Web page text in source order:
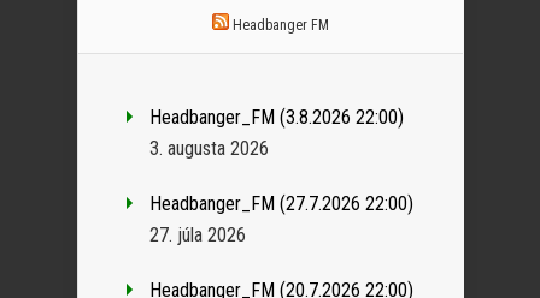
Headbanger FM
Headbanger_FM (3.8.2026 22:00)
3. augusta 2026
Headbanger_FM (27.7.2026 22:00)
27. júla 2026
Headbanger_FM (20.7.2026 22:00)